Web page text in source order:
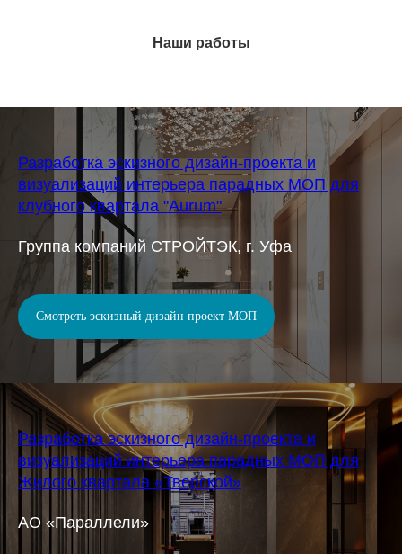
Наши работы
Разработка эскизного дизайн-проекта и
визуализаций интерьера парадных МОП для
клубного квартала "Aurum"
Группа компаний СТРОЙТЭК, г. Уфа
Смотреть эскизный дизайн проект МОП
Разработка эскизного дизайн-проекта и
визуализаций интерьера парадных МОП для
Жилого квартала «Тверской»
АО «Параллели»